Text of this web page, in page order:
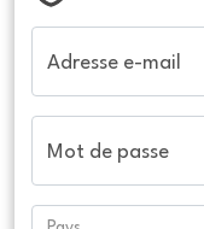
Adresse e-mail
Mot de passe